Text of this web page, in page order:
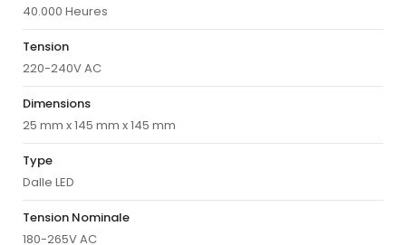
40.000 Heures
Tension
220-240V AC
Dimensions
25 mm x 145 mm x 145 mm
Type
Dalle LED
Tension Nominale
180-265V AC